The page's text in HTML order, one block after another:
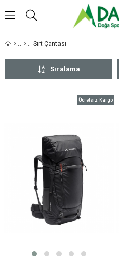
Sırt Çantası
Sıralama
Ücretsiz Kargo